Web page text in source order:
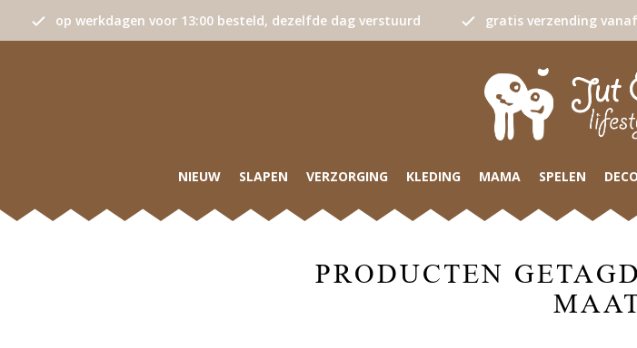
op werkdagen voor 13:00 besteld, dezelfde dag verstuurd gratis verzending
NIEUW SLAPEN VERZORGING KLEDING MAMA SPELEN
PRODUCTEN